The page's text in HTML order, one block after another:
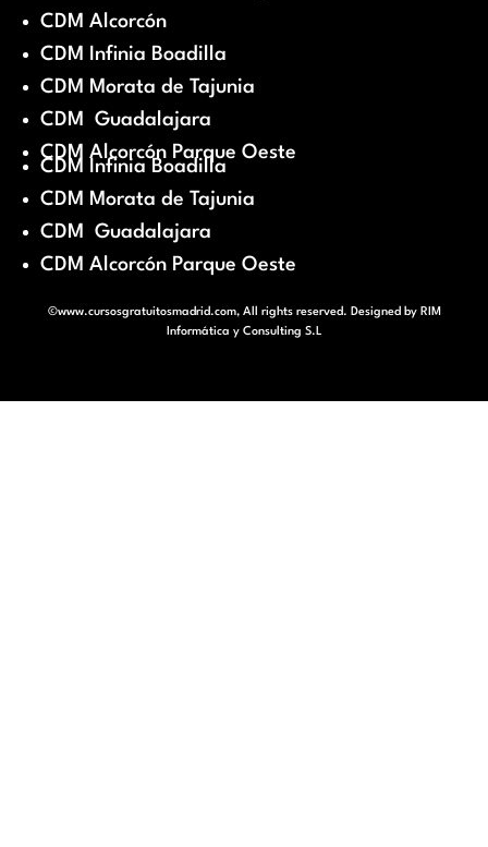
CDM Alcorcón
CDM Infinia Boadilla
CDM Morata de Tajunia
CDM Guadalajara
CDM Alcorcón Parque Oeste
CDM Infinia Boadilla
CDM Morata de Tajunia
CDM Guadalajara
CDM Alcorcón Parque Oeste
©www.cursosgratuitosmadrid.com, All rights reserved. Designed by RIM
Informática y Consulting S.L